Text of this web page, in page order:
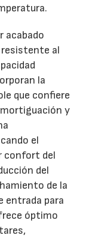
acabado
resistente al
la
que confiere
y
el
confort del
del
de la
entrada para
óptimo